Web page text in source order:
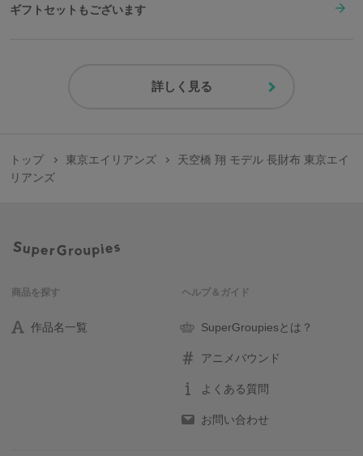
ギフトセットもございます
詳しく見る
トップ 東京エイリアンズ
天空橋 翔 モデル 長財布 東京エイ
リアンズ
商品を探す
作品名一覧
ヘルプ＆ガイド
SuperGroupiesとは？
アニメバウンド
よくある質問
お問い合わせ